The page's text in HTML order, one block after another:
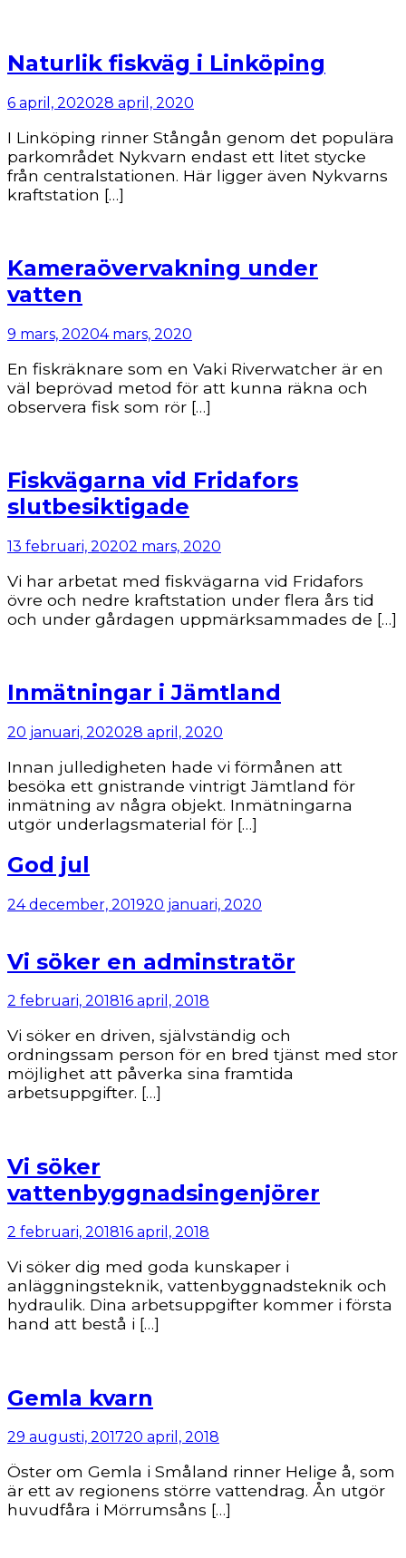
Naturlik fiskväg i Linköping
6 april, 202028 april, 2020
I Linköping rinner Stångån genom det populära
parkområdet Nykvarn endast ett litet stycke
från centralstationen. Här ligger även Nykvarns
kraftstation […]
Kameraövervakning under
vatten
9 mars, 20204 mars, 2020
En fiskräknare som en Vaki Riverwatcher är en
väl beprövad metod för att kunna räkna och
observera fisk som rör […]
Fiskvägarna vid Fridafors
slutbesiktigade
13 februari, 20202 mars, 2020
Vi har arbetat med fiskvägarna vid Fridafors
övre och nedre kraftstation under flera års tid
och under gårdagen uppmärksammades de […]
Inmätningar i Jämtland
20 januari, 202028 april, 2020
Innan julledigheten hade vi förmånen att
besöka ett gnistrande vintrigt Jämtland för
inmätning av några objekt. Inmätningarna
utgör underlagsmaterial för […]
God jul
24 december, 201920 januari, 2020
Vi söker en adminstratör
2 februari, 201816 april, 2018
Vi söker en driven, självständig och
ordningssam person för en bred tjänst med stor
möjlighet att påverka sina framtida
arbetsuppgifter. […]
Vi söker
vattenbyggnadsingenjörer
2 februari, 201816 april, 2018
Vi söker dig med goda kunskaper i
anläggningsteknik, vattenbyggnadsteknik och
hydraulik. Dina arbetsuppgifter kommer i första
hand att bestå i […]
Gemla kvarn
29 augusti, 201720 april, 2018
Öster om Gemla i Småland rinner Helige å, som
är ett av regionens större vattendrag. Ån utgör
huvudfåra i Mörrumsåns […]